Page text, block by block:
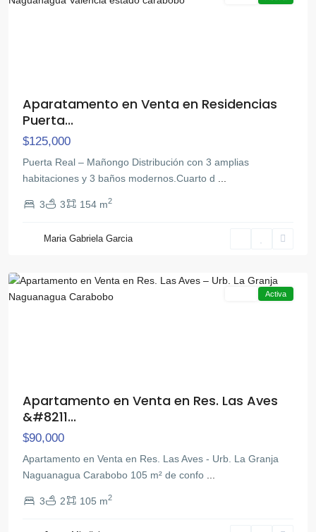
Aparatamento en Venta en Residencias
Puerta...
$125,000
Puerta Real – Mañongo ​Distribución con 3 amplias
habitaciones y 3 baños modernos.Cuarto d
3 3 154 m2
Maria Gabriela Garcia
Granja,
Activa
Apartamento en Venta en Res. Las Aves
&#8211...
$90,000
Apartamento en Venta en Res. Las Aves - Urb. La Granja
Naguanagua Carabobo 105 m² de confo
3 2 105 m2